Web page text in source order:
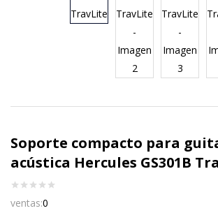
Soporte compacto para
acústica Hercules GS301B
ventas:0